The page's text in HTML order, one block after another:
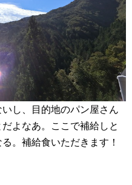
し、目的地のパン屋さん
よなあ。ここで補給しと
。補給食いただきます！